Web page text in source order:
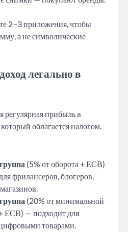
2–3 приложения, чтобы
а не символические
легально в
прибыль в
облагается налогом.
(5% от оборота + ЕСВ)
фрилансеров, блогеров,
(20% от минимальной
ЕСВ) — подходит для
товарами.